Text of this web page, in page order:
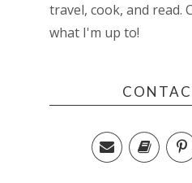
travel, cook, and read.
what I'm up to!